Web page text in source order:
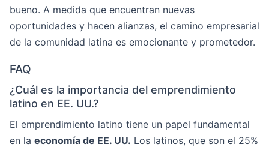
bueno. A medida que encuentran nuevas
oportunidades y hacen alianzas, el camino empresarial
de la comunidad latina es emocionante y prometedor.
FAQ
¿Cuál es la importancia del emprendimiento
latino en EE. UU.?
El emprendimiento latino tiene un papel fundamental
en la economía de EE. UU. Los latinos, que son el 25%